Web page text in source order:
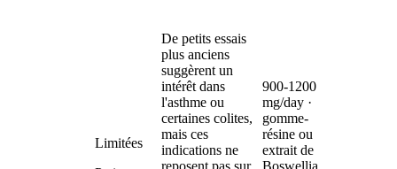
Limitées
De petits essais
plus anciens
suggèrent un
intérêt dans
l'asthme ou
certaines colites,
mais ces
indications ne
reposent pas sur
900-1200
mg/day ·
gomme-
résine ou
extrait de
Boswellia